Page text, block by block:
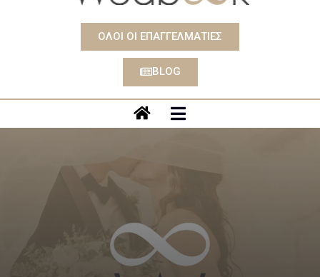
ΟΛΟΙ ΟΙ ΕΠΑΓΓΕΛΜΑΤΙΕΣ
BLOG